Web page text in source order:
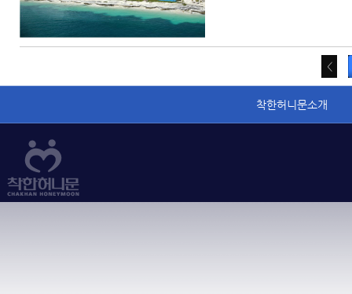
착한허니문소개